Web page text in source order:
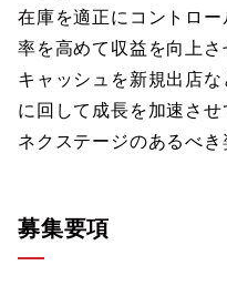
在庫を適正にコントロ
率を高めて収益を向上さ
キャッシュを新規出店な
に回して成長を加速させ
ネクステージのあるべき
募集要項